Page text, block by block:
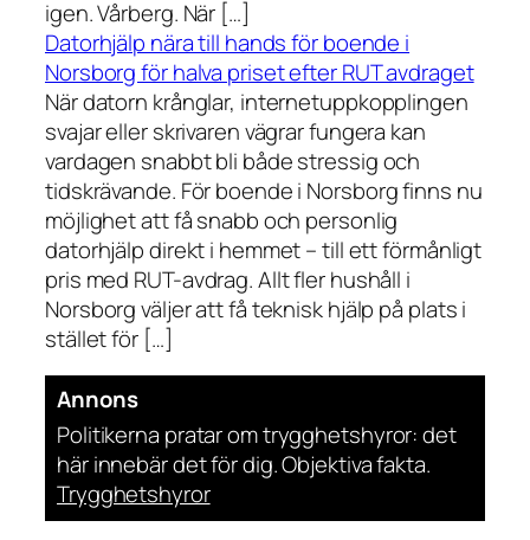
igen. Vårberg. När […]
Datorhjälp nära till hands för boende i
Norsborg för halva priset efter RUT avdraget
När datorn krånglar, internetuppkopplingen
svajar eller skrivaren vägrar fungera kan
vardagen snabbt bli både stressig och
tidskrävande. För boende i Norsborg finns nu
möjlighet att få snabb och personlig
datorhjälp direkt i hemmet – till ett förmånligt
pris med RUT-avdrag. Allt fler hushåll i
Norsborg väljer att få teknisk hjälp på plats i
stället för […]
Annons
Politikerna pratar om trygghetshyror: det
här innebär det för dig. Objektiva fakta.
Trygghetshyror